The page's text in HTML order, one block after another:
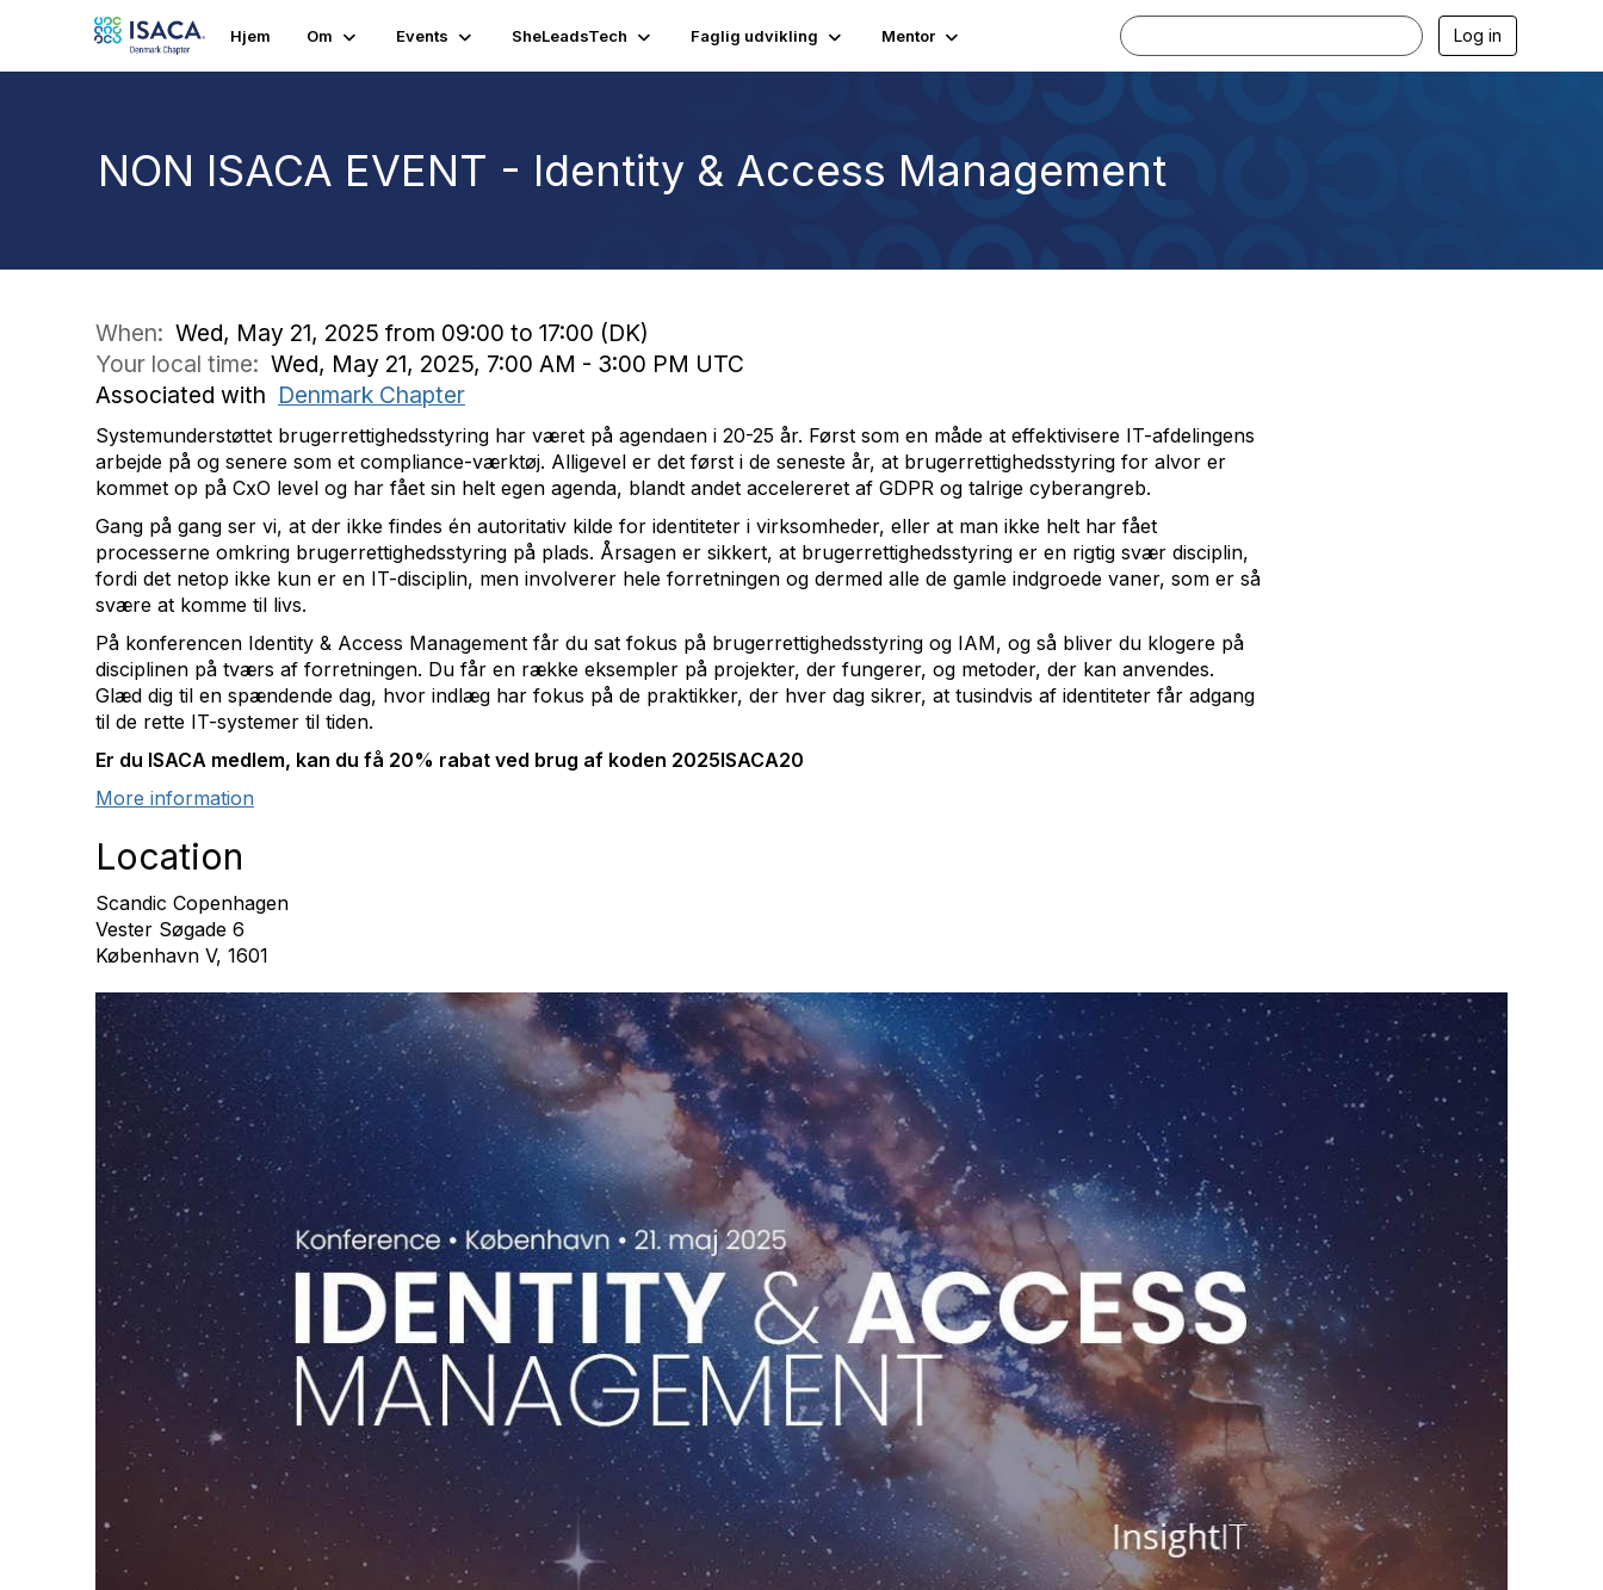
Hjem Om Events SheLeadsTech Faglig udvikling Mentor Log in
NON ISACA EVENT - Identity & Access Management
When: Wed, May 21, 2025 from 09:00 to 17:00 (DK)
Your local time: Wed, May 21, 2025, 7:00 AM - 3:00 PM UTC
Associated with Denmark Chapter
Systemunderstøttet brugerrettighedsstyring har været på agendaen i 20-25 år. Først som en måde at effektivisere IT-afdelingens
arbejde på og senere som et compliance-værktøj. Alligevel er det først i de seneste år, at brugerrettighedsstyring for alvor er
kommet op på CxO level og har fået sin helt egen agenda, blandt andet accelereret af GDPR og talrige cyberangreb.
Gang på gang ser vi, at der ikke findes én autoritativ kilde for identiteter i virksomheder, eller at man ikke helt har fået
processerne omkring brugerrettighedsstyring på plads. Årsagen er sikkert, at brugerrettighedsstyring er en rigtig svær disciplin,
fordi det netop ikke kun er en IT-disciplin, men involverer hele forretningen og dermed alle de gamle indgroede vaner, som er så
svære at komme til livs.
På konferencen Identity & Access Management får du sat fokus på brugerrettighedsstyring og IAM, og så bliver du klogere på
disciplinen på tværs af forretningen. Du får en række eksempler på projekter, der fungerer, og metoder, der kan anvendes.
Glæd dig til en spændende dag, hvor indlæg har fokus på de praktikker, der hver dag sikrer, at tusindvis af identiteter får adgang
til de rette IT-systemer til tiden.
Er du ISACA medlem, kan du få 20% rabat ved brug af koden 2025ISACA20
More information
Location
Scandic Copenhagen
Vester Søgade 6
København V, 1601